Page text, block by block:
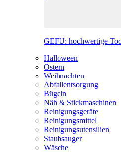
GEFU: hochwertige
Halloween
Ostern
Weihnachten
Abfallentsorgung
Bügeln
Näh & Stickmaschinen
Reinigungsgeräte
Reinigungsmittel
Reinigungsutensilien
Staubsauger
Wäsche